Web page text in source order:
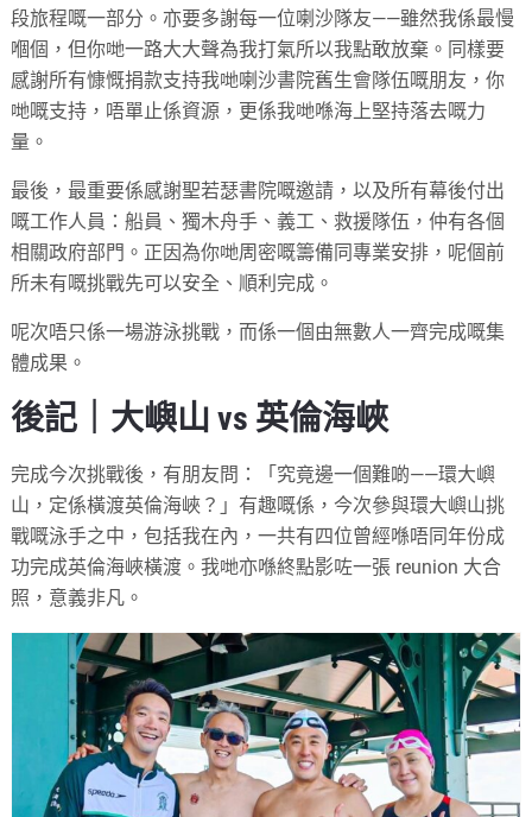
段旅程嘅一部分。亦要多謝每一位喇沙隊友——雖然我係最慢
嗰個，但你哋一路大大聲為我打氣所以我點敢放棄。同樣要
感謝所有慷慨捐款支持我哋喇沙書院舊生會隊伍嘅朋友，你
哋嘅支持，唔單止係資源，更係我哋喺海上堅持落去嘅力
量。
最後，最重要係感謝聖若瑟書院嘅邀請，以及所有幕後付出
嘅工作人員：船員、獨木舟手、義工、救援隊伍，仲有各個
相關政府部門。正因為你哋周密嘅籌備同專業安排，呢個前
所未有嘅挑戰先可以安全、順利完成。
呢次唔只係一場游泳挑戰，而係一個由無數人一齊完成嘅集
體成果。
後記｜大嶼山 vs 英倫海峽
完成今次挑戰後，有朋友問：「究竟邊一個難啲——環大嶼
山，定係橫渡英倫海峽？」有趣嘅係，今次參與環大嶼山挑
戰嘅泳手之中，包括我在內，一共有四位曾經喺唔同年份成
功完成英倫海峽橫渡。我哋亦喺終點影咗一張 reunion 大合
照，意義非凡。